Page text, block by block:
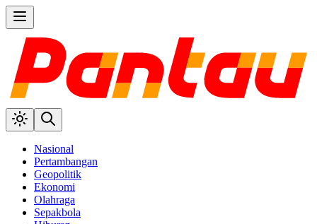
Nasional
Pertambangan
Geopolitik
Ekonomi
Olahraga
Sepakbola